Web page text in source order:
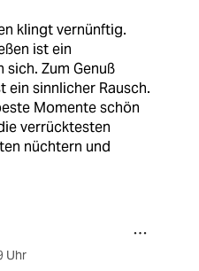
klingt vernünftig.
ist ein
sich. Zum Genuß
ein sinnlicher Rausch.
Momente schön
verrücktesten
nüchtern und
Uhr